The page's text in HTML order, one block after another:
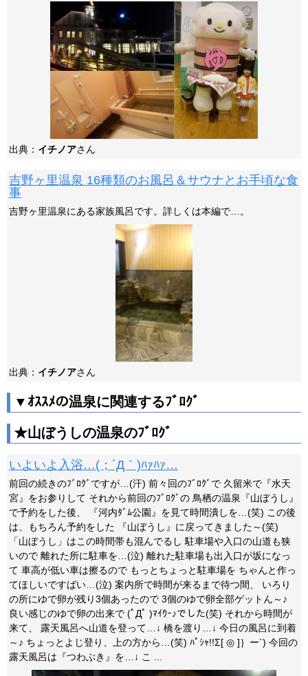
出典： イチノアさん
吉野ヶ里温泉 16種類のお風呂＆サウナとお手頃な食
事
吉野ヶ里温泉にある家族風呂です。詳しくは本編で…。
出典： イチノアさん
▼ｵｽｽﾒの温泉に関連するﾌﾞﾛｸﾞ
★山ぼうしの温泉のﾌﾞﾛｸﾞ
いよいよ入浴…(；´Д｀)ﾊｧﾊｧ…
前回の続きのﾌﾞﾛｸﾞですが…(汗) 前々回のﾌﾞﾛｸﾞで 久留米で『水天
宮』をお参りして それから前回のﾌﾞﾛｸﾞの 鳥栖の温泉『山ぼうし』
で予約をした後、 『河内ﾀﾞﾑ公園』を見て時間潰しを…(笑) この後
は、もちろん予約をした 『山ぼうし』に戻ってきました～(笑)
「山ぼうし」はこの時間帯も混んでるし 駐車場や入口の山道も狭
いので 離れた所に駐車を…(泣) 離れた駐車場も出入口が坂になっ
て 車高が低い車は擦るので もっとちょっと駐車場を ちゃんと作っ
てほしいですばい…(泣) 案内所で時間が来るまで待つ間、 いろり
の所にゆで卵が残り3個あったので 3個のゆで卵全部ゲットん～♪
良い感じのゆで卵の出来で (ﾟДﾟ )ﾏｲｳｰ♪でした(笑) それから時間が
来て、 露天風呂へ山道を登って…↓ 橋を渡り…↓ 今日の風呂に到着
～♪ ちょっとよじ登り、上の方から…(笑) ﾊﾟｼｬ!!Σ[ ◎ ]｝ー´) 今回の
露天風呂は『つわぶき』を…↓ こ ...